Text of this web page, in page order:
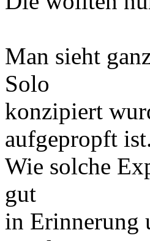
Man sieht
Solo
konzipiert
aufgepropft
Wie solche
gut
in Erinnerung